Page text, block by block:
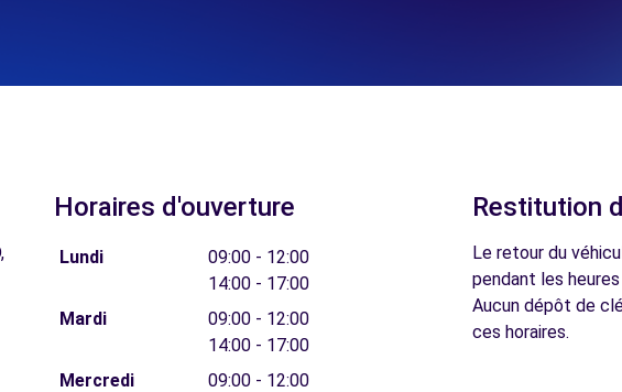
Horaires d'ouverture
Lundi
09:00 - 12:00
14:00 - 17:00
Mardi
09:00 - 12:00
14:00 - 17:00
Mercredi
09:00 - 12:00
Restitution
Le retour du
pendant les
Aucun dépôt de
ces horaires.